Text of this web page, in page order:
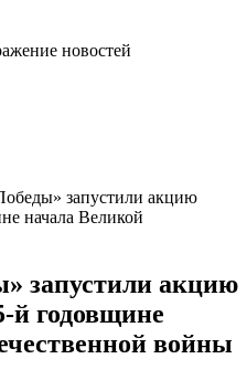
новостей
запустили акцию
начала Великой
запустили акцию
й годовщине
войны